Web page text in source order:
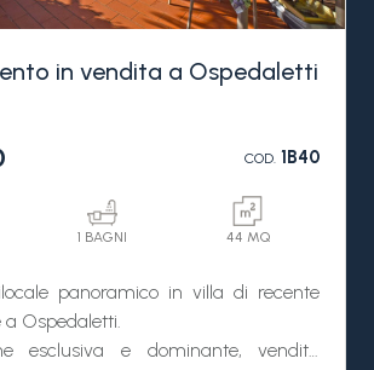
in vendita a Ospedaletti
COD. 1B40
1 BAGNI 44 MQ
panoramico in villa di recente
Ospedaletti.
esclusiva e dominante, vendita